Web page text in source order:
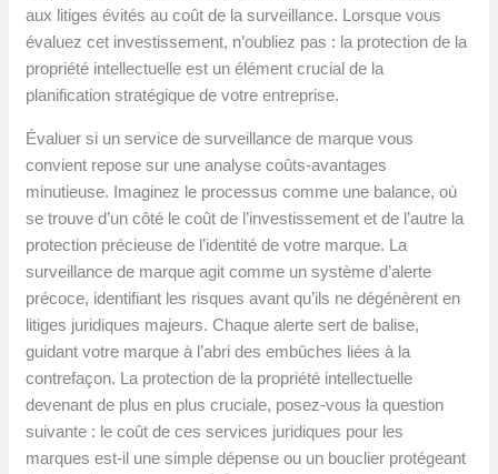
aux litiges évités au coût de la surveillance. Lorsque vous
évaluez cet investissement, n’oubliez pas : la protection de la
propriété intellectuelle est un élément crucial de la
planification stratégique de votre entreprise.
Évaluer si un service de surveillance de marque vous
convient repose sur une analyse coûts-avantages
minutieuse. Imaginez le processus comme une balance, où
se trouve d’un côté le coût de l’investissement et de l’autre la
protection précieuse de l’identité de votre marque. La
surveillance de marque agit comme un système d’alerte
précoce, identifiant les risques avant qu’ils ne dégénèrent en
litiges juridiques majeurs. Chaque alerte sert de balise,
guidant votre marque à l’abri des embûches liées à la
contrefaçon. La protection de la propriété intellectuelle
devenant de plus en plus cruciale, posez-vous la question
suivante : le coût de ces services juridiques pour les
marques est-il une simple dépense ou un bouclier protégeant